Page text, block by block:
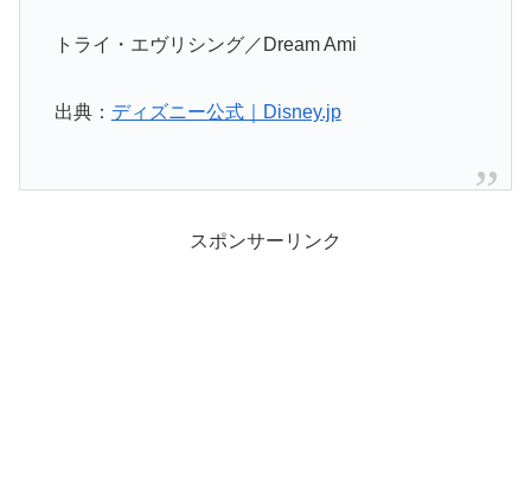
トライ・エヴリシング／Dream Ami
出典： ディズニー公式｜Disney.jp
スポンサーリンク